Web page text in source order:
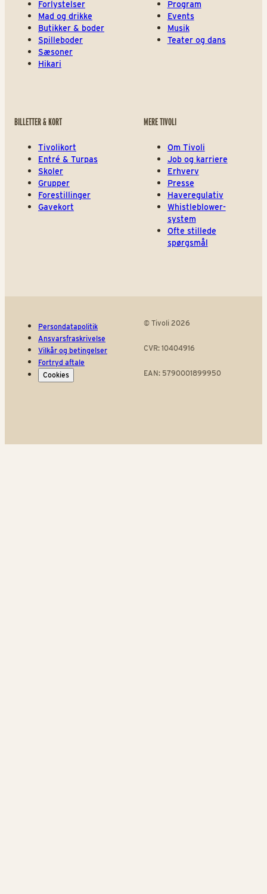
Forlystelser
Mad og drikke
Butikker & boder
Spilleboder
Sæsoner
Hikari
Program
Events
Musik
Teater og dans
BILLETTER & KORT
Tivolikort
Entré & Turpas
Skoler
Grupper
Forestillinger
Gavekort
MERE TIVOLI
Om Tivoli
Job og karriere
Erhverv
Presse
Haveregulativ
Whistleblower-
system
Ofte stillede
spørgsmål
Persondatapolitik
Ansvarsfraskrivelse
Vilkår og betingelser
Fortryd aftale
Cookies
© Tivoli 2026
CVR: 10404916
EAN: 5790001899950